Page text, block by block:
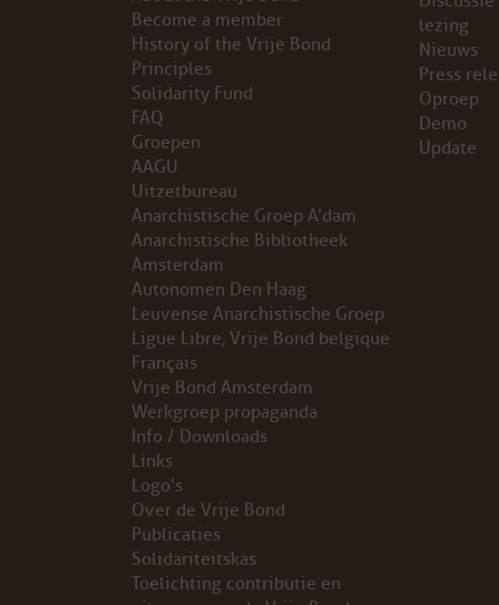
VB FRIESLAND
VB WEST-FRIESLAND
ZWARTE MUGGEN
WERKGROEP ARBEID
WERKGROEP PROPAGANDA
CAMPAGNES
ANARCHISME – EEN INTRODUCTIE
OTTO SLAVEFORCE
JUMBO DISTRIBUTIECENTRA EN OTTO WORKFORCE
PROBLEMY Z AGENCJA… PRACY TYMCZASOWEJ
Become a member
History of the Vrije Bond
Principles
Solidarity Fund
FAQ
Groepen
AAGU
Uitzetbureau
Anarchistische Groep A’dam
Anarchistische Bibliotheek
Amsterdam
Autonomen Den Haag
Leuvense Anarchistische Groep
Ligue Libre, Vrije Bond belgique
Français
Vrije Bond Amsterdam
Werkgroep propaganda
Info / Downloads
Links
Logo’s
Over de Vrije Bond
Publicaties
Solidariteitskas
Toelichting contributie en
lezing
Nieuws
Press
Oproep
Demo
Update